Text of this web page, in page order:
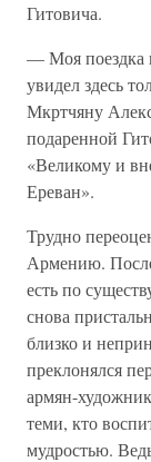
Гитовича.
— Моя поездка
увидел здесь
Мкртчяну
подаренной
«Великому и
Ереван».
Трудно
Армению.
есть по
снова
близко и
преклонялся
армян-
теми, кто
мудростью.